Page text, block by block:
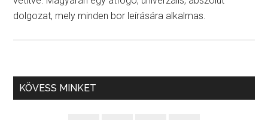
dolgozat, mely minden bor leírására alkalmas.
KÖVESS MINKET